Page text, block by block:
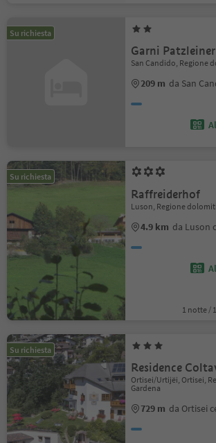
Su richiesta
Garni Patzleiner
San Candido, Regione
209 m da San
Su richiesta
Raffreiderhof
Luson, Regione
4.9 km da Luson
1 notte /
Su richiesta
Residence
Ortisei/Urtijëi, Ortisei,
Gardena
729 m da Ortisei